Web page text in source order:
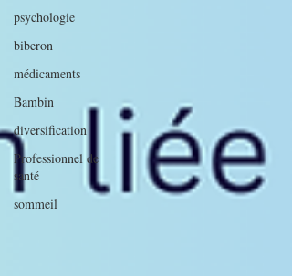
psychologie
biberon
médicaments
Bambin
diversification
Professionnel de
santé
sommeil